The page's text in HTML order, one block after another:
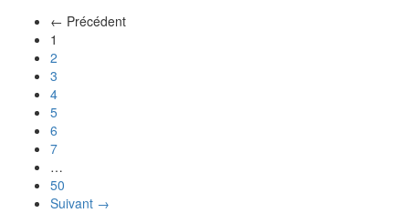
← Précédent
1
2
3
4
5
6
7
…
50
Suivant →